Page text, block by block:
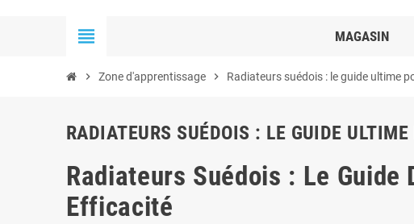
view_headline MAGASIN
chevron_right Zone d'apprentissage chevron_right Radiateurs suédois : le guide ultime
RADIATEURS SUÉDOIS : LE GUIDE
Radiateurs Suédois : Le
Efficacité